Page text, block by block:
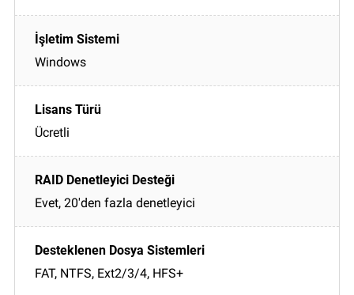
Windows
Ücretli
Evet, 20'den fazla denetleyici
FAT, NTFS, Ext2/3/4, HFS+